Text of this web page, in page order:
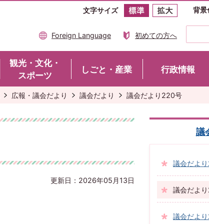
文字サイズ 背景
Foreign Language 初めての方へ
観光・文化・
スポーツ
しごと・産業 行政情報
広報・議会だより 議会だより 議会だより220号
更新日：2026年05月13日
議
議会だよ
議会だよ
議会だよ